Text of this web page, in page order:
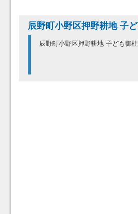
辰野町小野区押野耕地 子
辰野町小野区押野耕地 子ども御柱